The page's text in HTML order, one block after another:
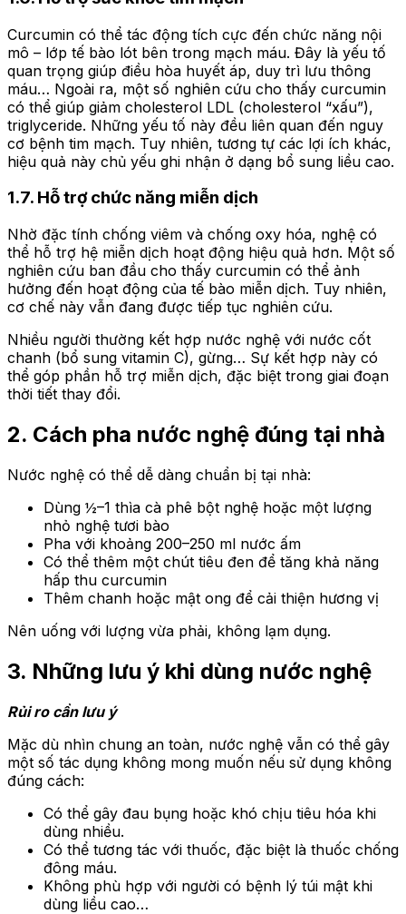
Curcumin có thể tác động tích cực đến chức năng nội
mô – lớp tế bào lót bên trong mạch máu. Đây là yếu tố
quan trọng giúp điều hòa huyết áp, duy trì lưu thông
máu… Ngoài ra, một số nghiên cứu cho thấy curcumin
có thể giúp giảm cholesterol LDL (cholesterol “xấu”),
triglyceride. Những yếu tố này đều liên quan đến nguy
cơ bệnh tim mạch. Tuy nhiên, tương tự các lợi ích khác,
hiệu quả này chủ yếu ghi nhận ở dạng bổ sung liều cao.
1.7. Hỗ trợ chức năng miễn dịch
Nhờ đặc tính chống viêm và chống oxy hóa, nghệ có
thể hỗ trợ hệ miễn dịch hoạt động hiệu quả hơn. Một số
nghiên cứu ban đầu cho thấy curcumin có thể ảnh
hưởng đến hoạt động của tế bào miễn dịch. Tuy nhiên,
cơ chế này vẫn đang được tiếp tục nghiên cứu.
Nhiều người thường kết hợp nước nghệ với nước cốt
chanh (bổ sung vitamin C), gừng… Sự kết hợp này có
thể góp phần hỗ trợ miễn dịch, đặc biệt trong giai đoạn
thời tiết thay đổi.
2. Cách pha nước nghệ đúng tại nhà
Nước nghệ có thể dễ dàng chuẩn bị tại nhà:
Dùng ½–1 thìa cà phê bột nghệ hoặc một lượng
nhỏ nghệ tươi bào
Pha với khoảng 200–250 ml nước ấm
Có thể thêm một chút tiêu đen để tăng khả năng
hấp thu curcumin
Thêm chanh hoặc mật ong để cải thiện hương vị
Nên uống với lượng vừa phải, không lạm dụng.
3. Những lưu ý khi dùng nước nghệ
Rủi ro cần lưu ý
Mặc dù nhìn chung an toàn, nước nghệ vẫn có thể gây
một số tác dụng không mong muốn nếu sử dụng không
đúng cách:
Có thể gây đau bụng hoặc khó chịu tiêu hóa khi
dùng nhiều.
Có thể tương tác với thuốc, đặc biệt là thuốc chống
đông máu.
Không phù hợp với người có bệnh lý túi mật khi
dùng liều cao…